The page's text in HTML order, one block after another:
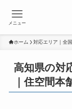
メニュー
ホーム 対応エリア｜全
高知県の対
｜住空間本